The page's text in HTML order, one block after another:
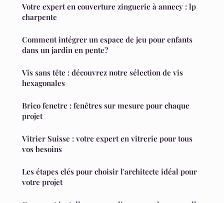
Votre expert en couverture zinguerie à annecy : lp
charpente
Comment intégrer un espace de jeu pour enfants
dans un jardin en pente?
Vis sans tête : découvrez notre sélection de vis
hexagonales
Brico fenetre : fenêtres sur mesure pour chaque
projet
Vitrier Suisse : votre expert en vitrerie pour tous
vos besoins
Les étapes clés pour choisir l'architecte idéal pour
votre projet